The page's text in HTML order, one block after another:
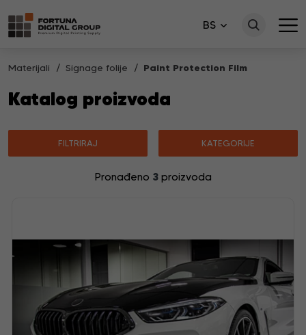
BS
Materijali Signage folije Paint Protection Film
Katalog proizvoda
FILTRIRAJ KATEGORIJE
Pronađeno 3proizvoda